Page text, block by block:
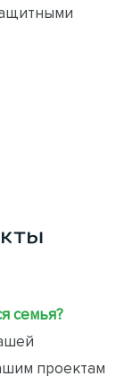
семья?
проектам